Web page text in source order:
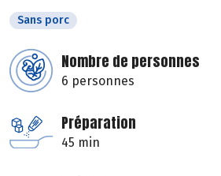
Sans porc
Nombre de personnes
6 personnes
Préparation
45 min